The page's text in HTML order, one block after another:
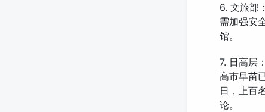
6. 文旅部
需加强安
馆。
7. 日高层
高市早苗
日，上百
论。